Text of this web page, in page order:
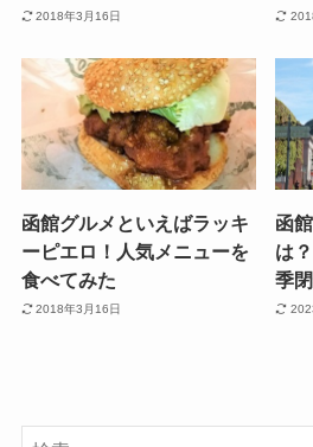
2018年3月16日
函館グルメといえばラッキ
ーピエロ！人気メニューを
食べてみた
2018年3月16日
函
は
季